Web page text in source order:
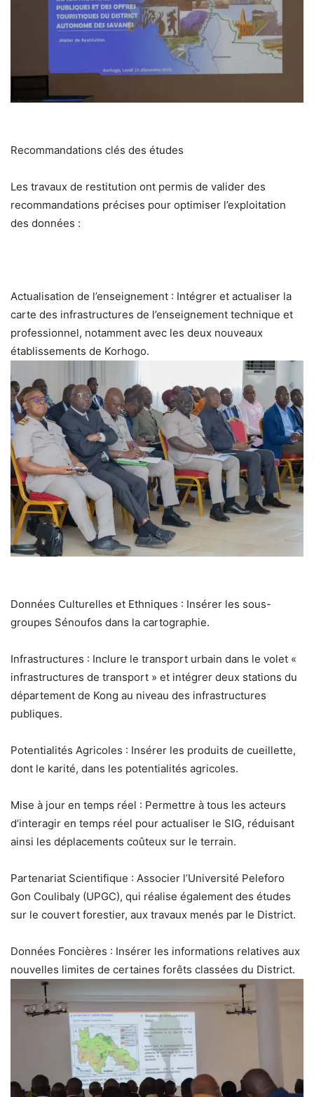
Recommandations clés des études
Les travaux de restitution ont permis de valider des
recommandations précises pour optimiser l’exploitation
des données :
Actualisation de l’enseignement : Intégrer et actualiser la
carte des infrastructures de l’enseignement technique et
professionnel, notamment avec les deux nouveaux
établissements de Korhogo.
Données Culturelles et Ethniques : Insérer les sous-
groupes Sénoufos dans la cartographie.
Infrastructures : Inclure le transport urbain dans le volet «
infrastructures de transport » et intégrer deux stations du
département de Kong au niveau des infrastructures
publiques.
Potentialités Agricoles : Insérer les produits de cueillette,
dont le karité, dans les potentialités agricoles.
Mise à jour en temps réel : Permettre à tous les acteurs
d’interagir en temps réel pour actualiser le SIG, réduisant
ainsi les déplacements coûteux sur le terrain.
Partenariat Scientifique : Associer l’Université Peleforo
Gon Coulibaly (UPGC), qui réalise également des études
sur le couvert forestier, aux travaux menés par le District.
Données Foncières : Insérer les informations relatives aux
nouvelles limites de certaines forêts classées du District.